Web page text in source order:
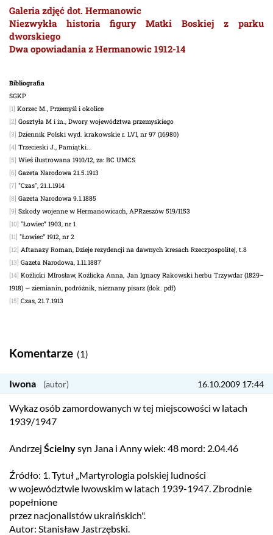
Galeria zdjęć dot. Hermanowic
Niezwykła historia figury Matki Boskiej z parku
dworskiego
Dwa opowiadania z Hermanowic 1912-14
Bibliografia
SGKP
[1] Korzec M., Przemyśl i okolice
[2] Gosztyła M i in., Dwory województwa przemyskiego
[3] Dziennik Polski wyd. krakowskie r. LVI, nr 97 (16980)
[4] Trzecieski J., Pamiątki...
[5] Wieś ilustrowana 1910/12, za: BC UMCS
[6] Gazeta Narodowa 21.5.1913
[7] "Czas", 21.1.1914
[8] Gazeta Narodowa 9.1.1885
[9] Szkody wojenne w Hermanowicach, APRzeszów 519/1153
[10] "Łowiec” 1903, nr 1
[11] "Łowiec” 1912, nr 2
[12] Aftanazy Roman, Dzieje rezydencji na dawnych kresach Rzeczpospolitej, t.8
[13] Gazeta Narodowa, 1.11.1887
[14] Koźlicki MIrosław, Koźlicka Anna, Jan Ignacy Rakowski herbu Trzywdar (1829–
1918) — ziemianin, podróżnik, nieznany pisarz (dok. pdf)
[15] Czas, 21.7.1913
Komentarze (1)
Iwona 16.10.2009 17:44
Wykaz osób zamordowanych w tej miejscowości w latach
1939/1947
Andrzej Ścielnysyn Jana i Anny wiek: 48 mord: 2.04.46
Źródło: 1. Tytuł „Martyrologia polskiej ludności
w województwie lwowskim w latach 1939-1947. Zbrodnie
popełnione
przez nacjonalistów ukraińskich".
Autor: Stanisław Jastrzębski.